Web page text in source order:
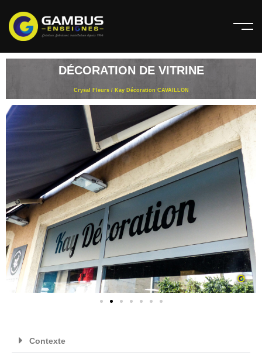
DÉCORATION DE VITRINE
Crysal Fleurs / Kay Décoration CAVAILLON​
Contexte